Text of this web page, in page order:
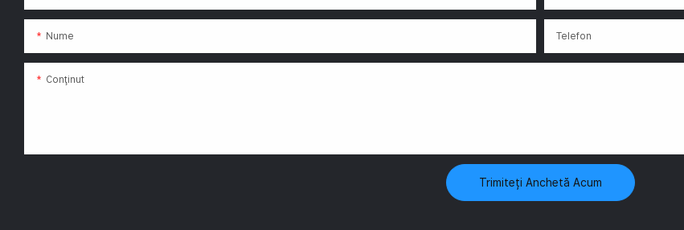
Nume Telefon
Conţinut
Trimiteți Anchetă Acum